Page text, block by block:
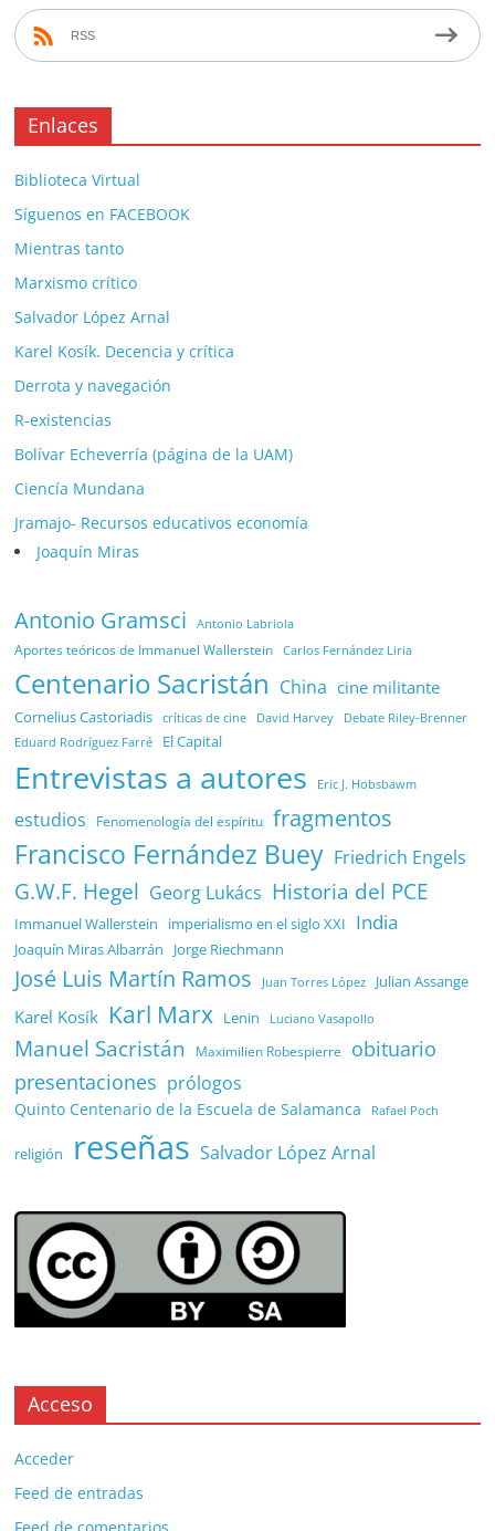
RSS
Enlaces
Biblioteca Virtual
Síguenos en FACEBOOK
Mientras tanto
Marxismo crítico
Salvador López Arnal
Karel Kosík. Decencia y crítica
Derrota y navegación
R-existencias
Bolívar Echeverría (página de la UAM)
Ciencía Mundana
Jramajo- Recursos educativos economía
Joaquín Miras
Antonio Gramsci Antonio Labriola
Aportes teóricos de Immanuel Wallerstein Carlos Fernández Liria
Centenario Sacristán China cine militante
Cornelius Castoriadis críticas de cine David Harvey Debate Riley-Brenner
Eduard Rodríguez Farré El Capital
Entrevistas a autores Eric J. Hobsbawm
estudios Fenomenología del espíritu fragmentos
Francisco Fernández Buey Friedrich Engels
G.W.F. Hegel Georg Lukács Historia del PCE
Immanuel Wallerstein imperialismo en el siglo XXI India
Joaquín Miras Albarrán Jorge Riechmann
José Luis Martín Ramos Juan Torres López Julian Assange
Karel Kosík Karl Marx Lenin Luciano Vasapollo
Manuel Sacristán Maximilien Robespierre
obituario
presentaciones prólogos
Quinto Centenario de la Escuela de Salamanca Rafael Poch
religión reseñas Salvador López Arnal
Acceso
Acceder
Feed de entradas